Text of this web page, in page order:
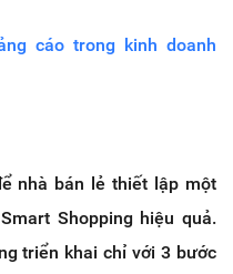
cáo trong kinh doanh
nhà bán lẻ thiết lập một
Shopping hiệu quả.
triển khai chỉ với 3 bước